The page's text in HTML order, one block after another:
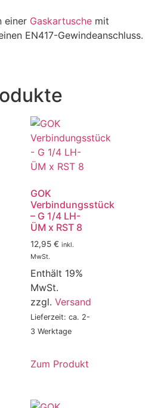
einer Gaskartusche mit
EN417-Gewindeanschluss.
GOK
Verbindungsstück
– G 1/4 LH-
ÜM x RST 8
12,95 € inkl.
MwSt.
Enthält 19%
MwSt.
zzgl. Versand
Lieferzeit: ca. 2-
3 Werktage
Zum Produkt